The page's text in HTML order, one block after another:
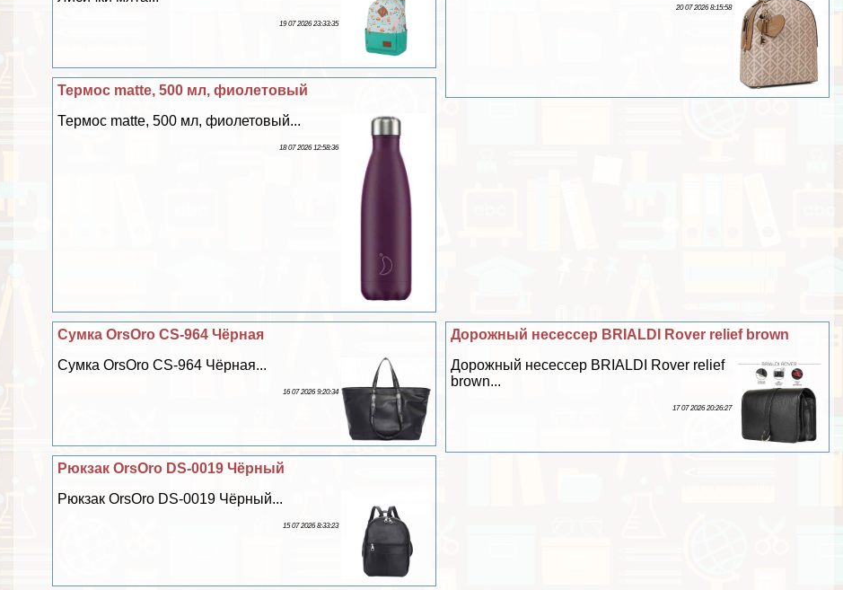
20 07 2026 8:15:58
19 07 2026 23:33:35
Термос matte, 500 мл, фиолетовый
Термос matte, 500 мл, фиолетовый...
18 07 2026 12:58:36
Дорожный несессер BRIALDI Rover relief brown
Дорожный несессер BRIALDI Rover relief
brown...
17 07 2026 20:26:27
Сумка OrsOro CS-964 Чёрная
Сумка OrsOro CS-964 Чёрная...
16 07 2026 9:20:34
Рюкзак OrsOro DS-0019 Чёрный
Рюкзак OrsOro DS-0019 Чёрный...
15 07 2026 8:33:23